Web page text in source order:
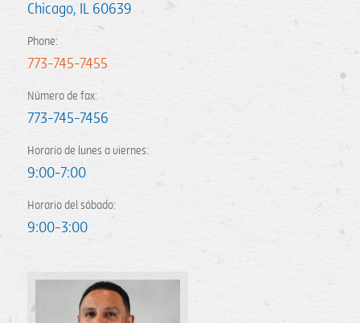
Chicago, 60639
Phone:
773-745-7455
Número de fax:
773-745-7456
Horario de lunes a viernes:
9:00-7:00
Horario del sábado:
9:00-3:00